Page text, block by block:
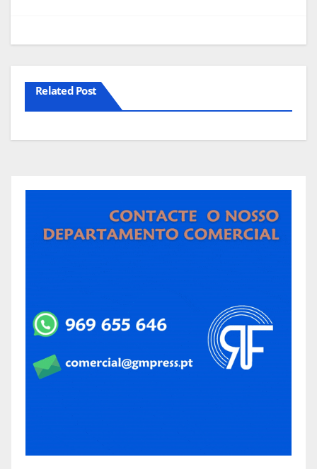
Related Post